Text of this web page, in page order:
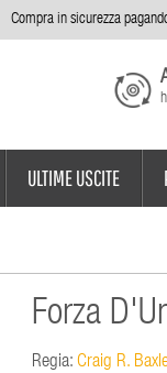
Compra in sicurezza
ULTIME USCITE
Forza
Regia: Craig R.